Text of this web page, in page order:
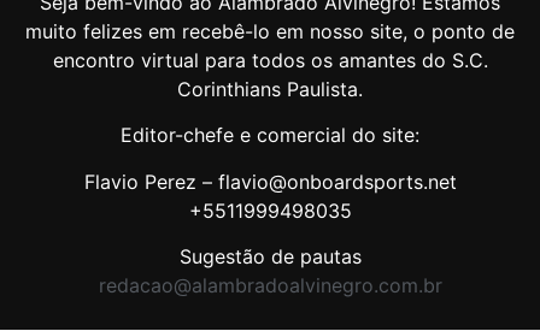
muito felizes em recebê-lo em nosso site, o ponto de
encontro virtual para todos os amantes do S.C.
Corinthians Paulista.
Editor-chefe e comercial do site:
Flavio Perez – flavio@onboardsports.net
+5511999498035
Sugestão de pautas
redacao@alambradoalvinegro.com.br